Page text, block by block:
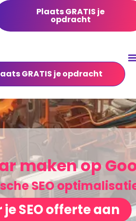
Plaats GRATIS je
opdracht
GRATIS je opdracht
maken op
SEO
SEO offerte aan